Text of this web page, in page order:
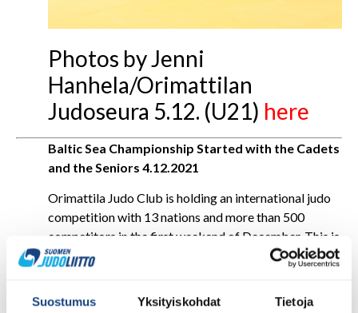
Suostumus Yksityiskohdat Tietoja
Photos by Jenni
Hanhela/Orimattilan
Judoseura 5.12. (U21) here
Baltic Sea Championship Started with the Cadets
and the Seniors 4.12.2021
Orimattila Judo Club is holding an international judo
competition with 13 nations and more than 500
competitors in the first weekend of December. This is
exceptional for any judo competition during the
held in a small Finnish town. The BSC is by far the